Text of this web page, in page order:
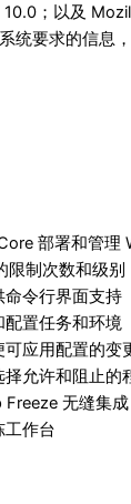
；以及
统要求的信息
部署和管理
限制次数和级别
命令行界面支持
置任务和环境
应用配置的变
允许和阻止的
Freeze 无缝集
工作台